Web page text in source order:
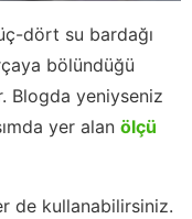
dört su bardağı
bölündüğü
Blogda yeniyseniz
yer alan ölçü
de kullanabilirsiniz.